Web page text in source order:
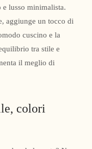
lusso minimalista.
aggiunge un tocco di
cuscino e la
tra stile e
il meglio di
colori